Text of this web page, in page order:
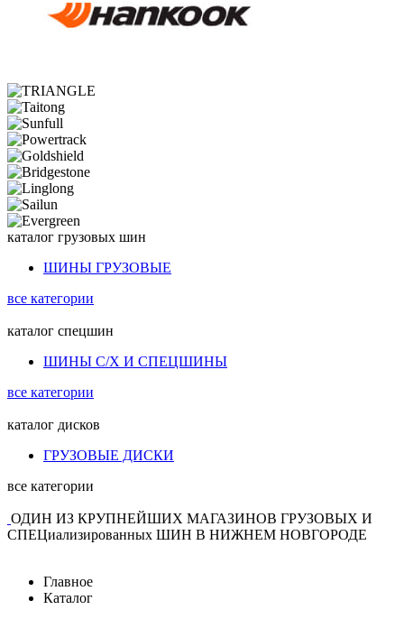
каталог грузовых шин
ШИНЫ ГРУЗОВЫЕ
все категории
каталог спецшин
ШИНЫ С/Х И СПЕЦШИНЫ
все категории
каталог дисков
ГРУЗОВЫЕ ДИСКИ
все категории
ОДИН ИЗ КРУПНЕЙШИХ МАГАЗИНОВ ГРУЗОВЫХ И
СПЕЦиализированных ШИН В НИЖНЕМ НОВГОРОДЕ
Главное
Каталог